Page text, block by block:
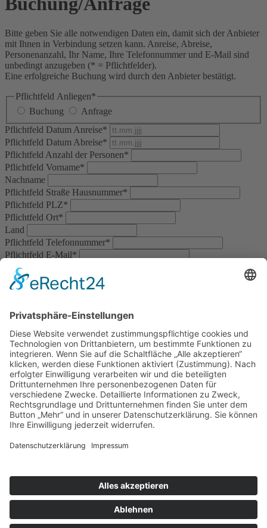
Bitte geben Sie alle notwendigen Daten ein, damit sich der Anbieter
mit Ihnen in Verbindung setzen kann. Anreise, Abreise,
Personenanzahl, Ihr Name, Ihre Telefonnummer und E-Mail sind
unbedingt anzugeben (* = Pflichtfelder).
Eine erfolgreiche Buchung wird durch den Anbieter bestätigt.
Pflichtfeld Anliegen*
Buchung
Anfrage
Pflichtfeld Datum Anreise*
Pflichtfeld Datum Abreise*
PflichtfeldAnzahl der Personen*
Pflichtfeld Vorname*
Nachname
Pflichtfeld Straße Hausnummer*
Pflichtfeld PLZ*
Pflichtfeld Ort*
Land
Pflichtfeld Telefonnummer*
Pflichtfeld E-Mail*
Pflichtfeld
Sicherheitsfrage
addieren Sie 7 und 1.
Für Kurzentschlossene
Ganz einfach sachsenweit eine Unterkunft finden: Über den Button
unten gelangen Sie direkt zum Buchungsportal der Tourismus
Marketing Gesellschaft Sachsen.
Optionen
»Neue Suche
»Merkliste anzeigen
Informationen
Impressum•Datenschutz